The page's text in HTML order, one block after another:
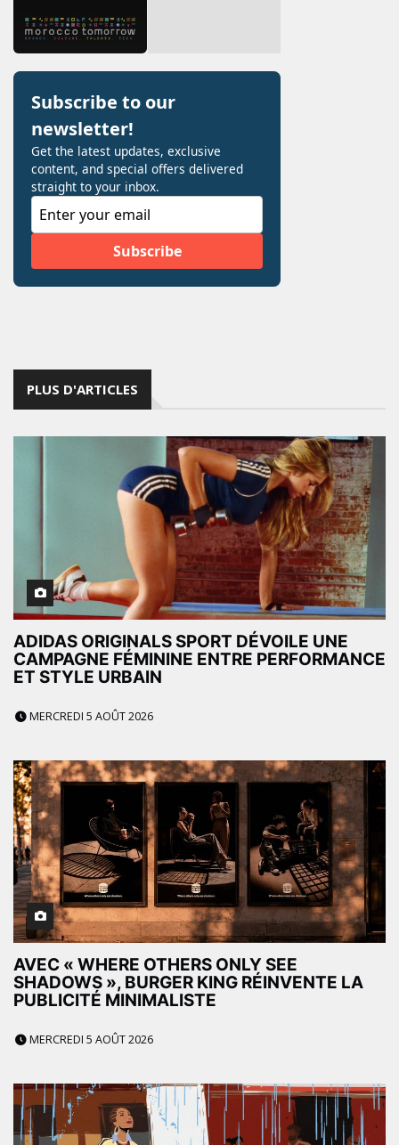
PLUS D'ARTICLES
ADIDAS ORIGINALS SPORT DÉVOILE UNE
CAMPAGNE FÉMININE ENTRE PERFORMANCE
ET STYLE URBAIN
MERCREDI 5 AOÛT 2026
AVEC « WHERE OTHERS ONLY SEE
SHADOWS », BURGER KING RÉINVENTE LA
PUBLICITÉ MINIMALISTE
MERCREDI 5 AOÛT 2026